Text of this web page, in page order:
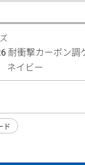
耐衝撃カーボン調
ネイビー
ド